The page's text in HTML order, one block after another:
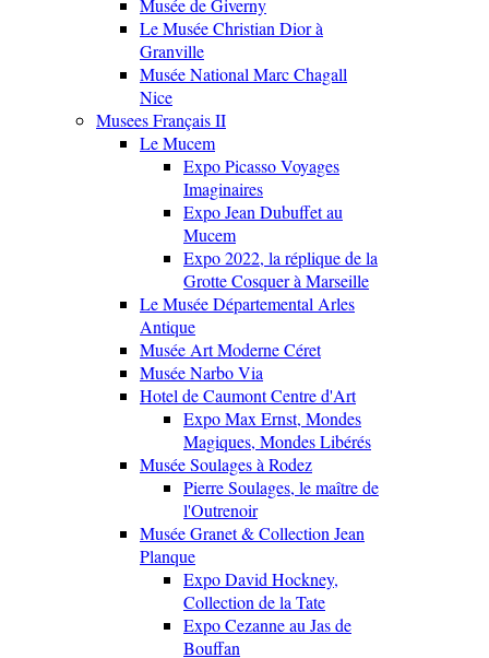
Musée de Giverny
Le Musée Christian Dior à
Granville
Musée National Marc Chagall
Nice
Musees Français II
Le Mucem
Expo Picasso Voyages
Imaginaires
Expo Jean Dubuffet au
Mucem
Expo 2022, la réplique de la
Grotte Cosquer à Marseille
Le Musée Départemental Arles
Antique
Musée Art Moderne Céret
Musée Narbo Via
Hotel de Caumont Centre d'Art
Expo Max Ernst, Mondes
Magiques, Mondes Libérés
Musée Soulages à Rodez
Pierre Soulages, le maître de
l'Outrenoir
Musée Granet & Collection Jean
Planque
Expo David Hockney,
Collection de la Tate
Expo Cezanne au Jas de
Bouffan